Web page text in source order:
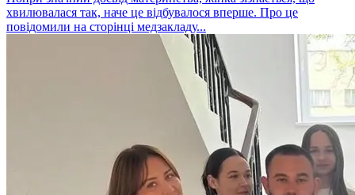
хвилювалася так, наче це відбувалося вперше. Про це
повідомили на сторінці медзакладу...